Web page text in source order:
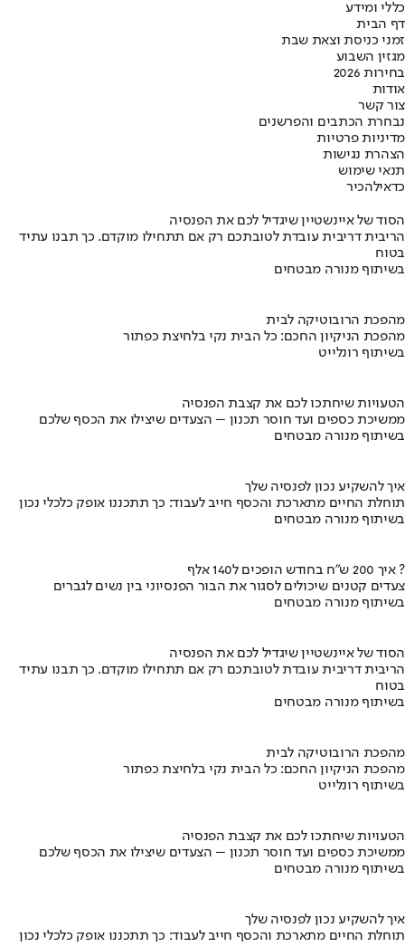
כללי ומידע
דף הבית
זמני כניסת וצאת שבת
מגזין השבוע
בחירות 2026
אודות
צור קשר
נבחרת הכתבים והפרשנים
מדיניות פרטיות
הצהרת נגישות
תנאי שימוש
כדאילהכיר
הסוד של איינשטיין שיגדיל לכם את הפנסיה
הריבית דריבית עובדת לטובתכם רק אם תתחילו מוקדם. כך תבנו עתיד
בטוח
בשיתוף מנורה מבטחים
מהפכת הרובוטיקה לבית
מהפכת הניקיון החכם: כל הבית נקי בלחיצת כפתור
בשיתוף רונלייט
הטעויות שיחתכו לכם את קצבת הפנסיה
ממשיכת כספים ועד חוסר תכנון – הצעדים שיצילו את הכסף שלכם
בשיתוף מנורה מבטחים
איך להשקיע נכון לפנסיה שלך
תוחלת החיים מתארכת והכסף חייב לעבוד: כך תתכננו אופק כלכלי נכון
בשיתוף מנורה מבטחים
איך 200 ש"ח בחודש הופכים ל140 אלף ?
צעדים קטנים שיכולים לסגור את הבור הפנסיוני בין נשים לגברים
בשיתוף מנורה מבטחים
הסוד של איינשטיין שיגדיל לכם את הפנסיה
הריבית דריבית עובדת לטובתכם רק אם תתחילו מוקדם. כך תבנו עתיד
בטוח
בשיתוף מנורה מבטחים
מהפכת הרובוטיקה לבית
מהפכת הניקיון החכם: כל הבית נקי בלחיצת כפתור
בשיתוף רונלייט
הטעויות שיחתכו לכם את קצבת הפנסיה
ממשיכת כספים ועד חוסר תכנון – הצעדים שיצילו את הכסף שלכם
בשיתוף מנורה מבטחים
איך להשקיע נכון לפנסיה שלך
תוחלת החיים מתארכת והכסף חייב לעבוד: כך תתכננו אופק כלכלי נכון